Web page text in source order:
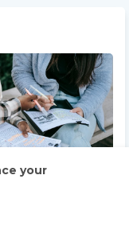
പ്രവേശനം:
your